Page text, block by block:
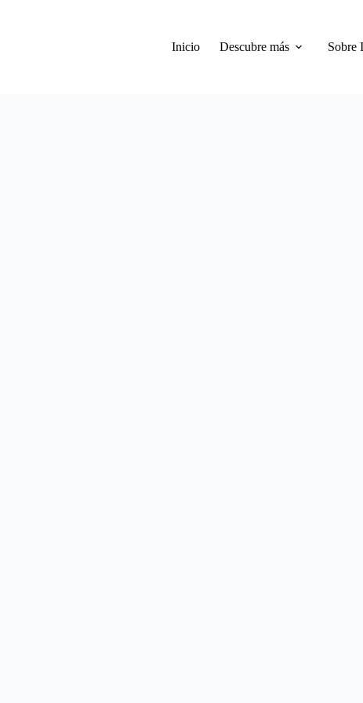
Inicio
Descubre más Sobre